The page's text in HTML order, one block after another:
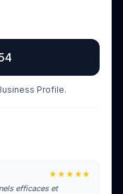
Profile.
★★★★★
efficaces et